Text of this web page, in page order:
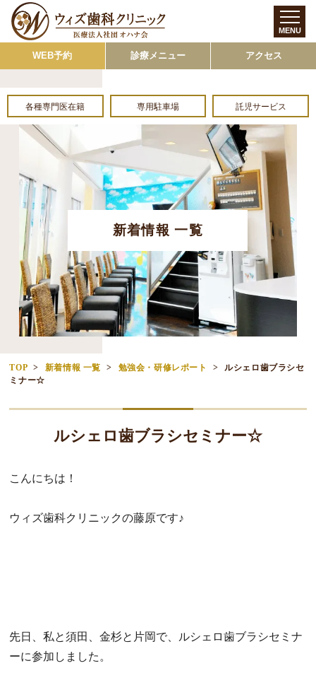
WEB予約 診療メニュー アクセス
各種専門医在籍 専用駐車場 託児サービス
新着情報 一覧
MENU
TOP 新着情報 一覧 勉強会・研修レポート
ルシェロ歯ブラシセ
ミナー☆
ルシェロ歯ブラシセミナー☆
こんにちは！
ウィズ歯科クリニックの藤原です♪
先日、私と須田、金杉と片岡で、ルシェロ歯ブラシセミナ
ーに参加しました。